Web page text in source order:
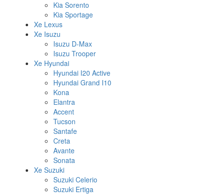
Kia Sorento
Kia Sportage
Xe Lexus
Xe Isuzu
Isuzu D-Max
Isuzu Trooper
Xe Hyundai
Hyundai I20 Active
Hyundai Grand I10
Kona
Elantra
Accent
Tucson
Santafe
Creta
Avante
Sonata
Xe Suzuki
Suzuki Celerio
Suzuki Ertiga